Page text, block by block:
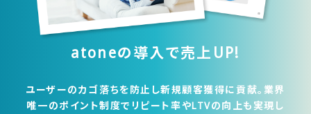
atoneの導入で売上UP!
ユーザーのカゴ落ちを防止し新規顧客獲得に貢献。業界
唯一のポイント制度でリピート率やLTVの向上も実現し